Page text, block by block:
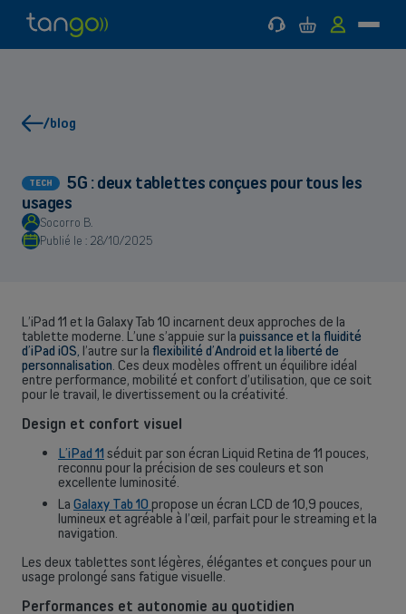
Aller
Aller
SupportPanierMyTangoMenu
Internet & TV
TV
Bons plans
/blog
TECH
5G : deux tablettes conçues pour tous les
usages
Socorro B.
Publié le : 28/10/2025
L’iPad 11 et la Galaxy Tab 10 incarnent deux approches de la
tablette moderne. L’une s’appuie sur la puissance et la fluidité
d’iPad iOS, l’autre sur la flexibilité d’Android et la liberté de
personnalisation. Ces deux modèles offrent un équilibre idéal
entre performance, mobilité et confort d’utilisation, que ce soit
pour le travail, le divertissement ou la créativité.
Design et confort visuel
L’iPad 11 séduit par son écran Liquid Retina de 11 pouces,
reconnu pour la précision de ses couleurs et son
excellente luminosité.
La Galaxy Tab 10 propose un écran LCD de 10,9 pouces,
lumineux et agréable à l’œil, parfait pour le streaming et la
navigation.
Les deux tablettes sont légères, élégantes et conçues pour un
usage prolongé sans fatigue visuelle.
Performances et autonomie au quotidien